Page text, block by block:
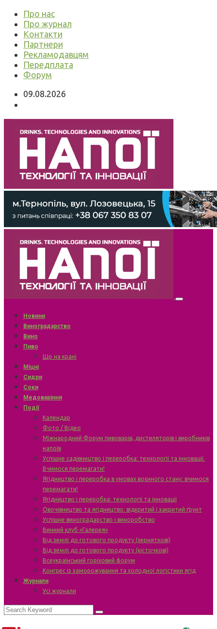
Про нас
Про журнал
Контакти
Партнери
Рекламодавцям
Передплата
Форум
09.08.2026
Новини
Виноградарство
Вино
Пиво
Що на крані
Міцні
Сидри
Соки
Медоваріння
Події
Календар
Фото / Відео
Міжнародний Форум пивоварів, дистиляторів і виробників
напоїв
Успішне садівництво і переробка: технології та інновації.
Вчимося перемагати!
Ягідництво і переробка в умовах воєнного стану: вчимося
перемагати!
Ягідництво і переробка: технології та інновації
Овочівництво та ягідництво: відкритий і закритий ґрунт
Успішне виноградарство і виноробство
Винний клуб «Галерея»
Від землі до готового продукту (зерняткові)
Від землі до готового продукту (кісточкові)
Всеукраїнський горіховий форум
Конгрес із заморожування та холодної логістики ягід
Журнали
Усі журнали